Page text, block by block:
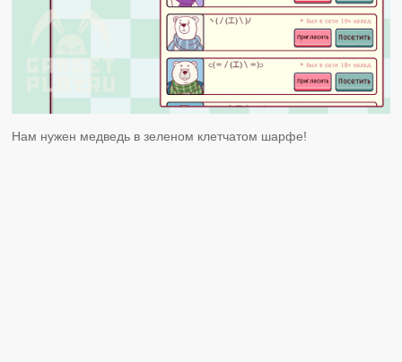
Нам нужен медведь в зеленом клетчатом шарфе!